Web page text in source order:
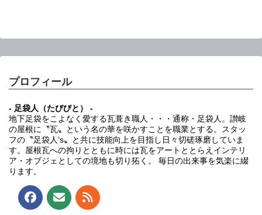
プロフィール
- 足袋人（たびびと） -
地下足袋をこよなく愛する瓦葺き職人・・・通称・足袋人。讃岐
の屋根に〝瓦〟という名の華を咲かすことを職業とする。スタッ
フの〝足袋人’s〟と共に技能向上を目指し日々切磋琢磨していま
す。屋根瓦への拘りとともに時には瓦をアートととらえインテリ
ア・オブジェとしての境地も切り拓く。 毎日の出来事を気楽に綴
ります。